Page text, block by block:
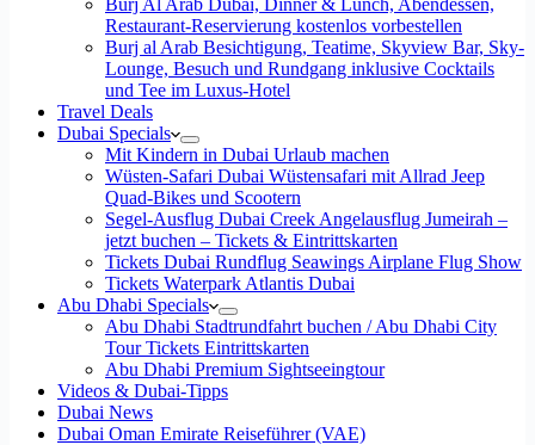
Burj Al Arab Dubai, Dinner & Lunch, Abendessen,
Restaurant-Reservierung kostenlos vorbestellen
Burj al Arab Besichtigung, Teatime, Skyview Bar, Sky-
Lounge, Besuch und Rundgang inklusive Cocktails
und Tee im Luxus-Hotel
Travel Deals
Dubai Specials
Mit Kindern in Dubai Urlaub machen
Wüsten-Safari Dubai Wüstensafari mit Allrad Jeep
Quad-Bikes und Scootern
Segel-Ausflug Dubai Creek Angelausflug Jumeirah –
jetzt buchen – Tickets & Eintrittskarten
Tickets Dubai Rundflug Seawings Airplane Flug Show
Tickets Waterpark Atlantis Dubai
Abu Dhabi Specials
Abu Dhabi Stadtrundfahrt buchen / Abu Dhabi City
Tour Tickets Eintrittskarten
Abu Dhabi Premium Sightseeingtour
Videos & Dubai-Tipps
Dubai News
Dubai Oman Emirate Reiseführer (VAE)